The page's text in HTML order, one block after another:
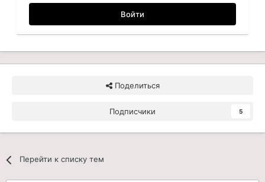
Войти
Поделиться
Подписчики 5
Перейти к списку тем